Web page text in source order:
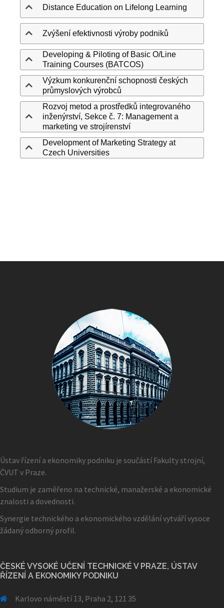
Distance Education on Lifelong Learning
Zvýšení efektivnosti výroby podniků
Developing & Piloting of Basic O/Line
Training Courses (BATCOS)
Výzkum konkurenční schopnosti českých
průmyslových výrobců
Rozvoj metod a prostředků integrovaného
inženýrství, Sekce č. 7: Management a
marketing ve strojírenství
Development of Marketing Strategy at
Czech Universities
Ústav řízení a ekonomiky podniku je součástí Fakulty strojní,
ČVUT v Praze.
Studium je zaměřeno na technické, manažerské a ekonomické
znalosti a dovednosti.
Synergie technického a ekonomického vzdělání vytváří vysoce
žádaný odborný profil.
ČESKÉ VYSOKÉ UČENÍ TECHNICKÉ V PRAZE, ÚSTAV
ŘÍZENÍ A EKONOMIKY PODNIKU
Karlovo náměstí 13, Praha 2, 121 35